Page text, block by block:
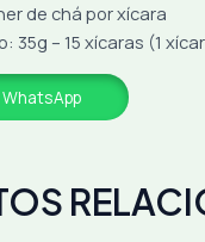
de chá por xícara
35g – 15 xícaras (1